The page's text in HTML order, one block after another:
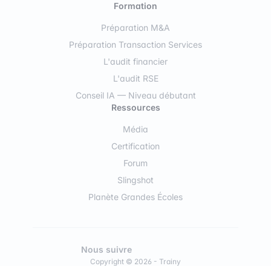
Formation
Préparation M&A
Préparation Transaction Services
L'audit financier
L'audit RSE
Conseil IA — Niveau débutant
Ressources
Média
Certification
Forum
Slingshot
Planète Grandes Écoles
Copyright © 2026 - Trainy
Nous suivre